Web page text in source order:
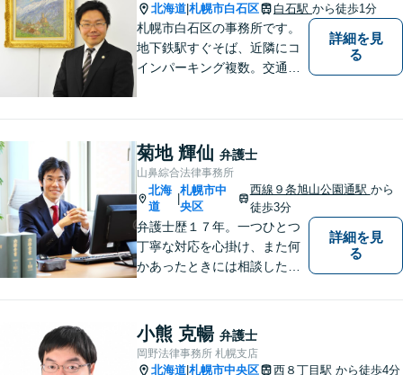
北海道 札幌市白石区 白石駅 から徒歩1分
札幌市白石区の事務所です。
地下鉄駅すぐそば、近隣にコ
インパーキング複数。交通の
もアクセス良好。相続、交通
事故、離婚、債務整理など幅
広く対応する４０代の経験豊
富な弁護士です。
詳細を見
る
菊地 輝仙 弁護士
山鼻綜合法律事務所
北海
道
札幌市中
央区
西線９条旭山公園通駅 から
徒歩3分
弁護士歴１７年。一つひとつ
丁寧な対応を心掛け、また何
かあったときには相談したい
大事にしています。相続、民
事事件、中小企業の支援など
詳細を見
る
小熊 克暢 弁護士
岡野法律事務所 札幌支店
北海道 札幌市中央区 西８丁目駅 から徒歩4分